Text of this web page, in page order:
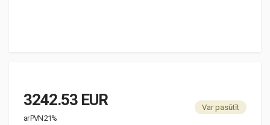
3242.53 EUR
ar PVN 21%
Var pasūtīt